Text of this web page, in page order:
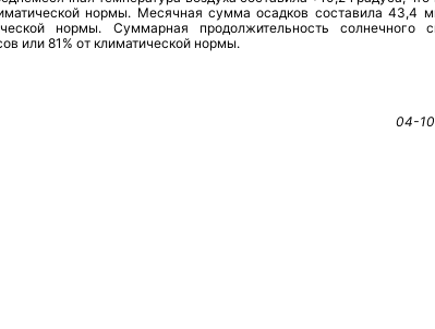
нормы. Месячная сумма осадков составила 43,4
нормы. Суммарная продолжительность солнечного
или 81% от климатической нормы.
04-